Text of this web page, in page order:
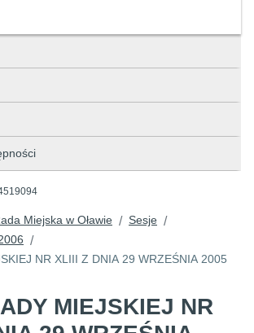
Miejska w Oławie / Sesje /
2006 /
NR XLIII Z DNIA 29 WRZEŚNIA 2005
MIEJSKIEJ NR